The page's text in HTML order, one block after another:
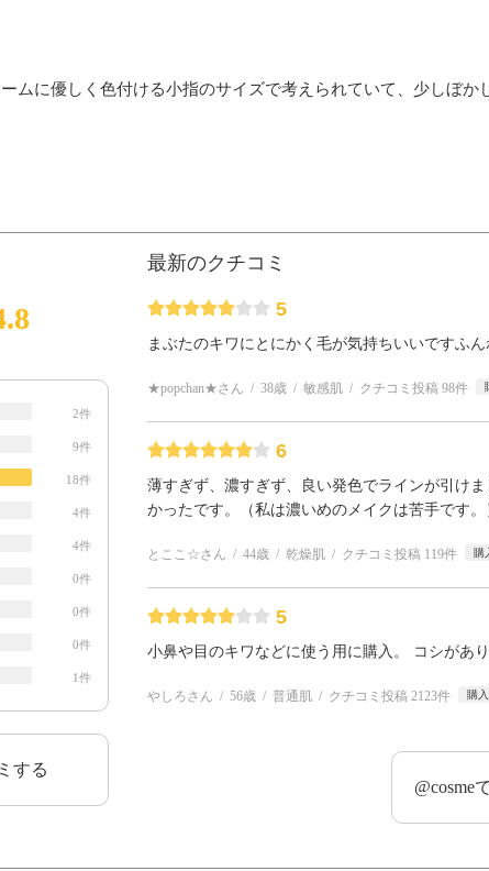
ムに優しく色付ける小指のサイズで考えられていて、少しぼ
2件
9件
18件
4件
4件
0件
0件
0件
1件
する
最新のクチコミ
5
まぶたのキワにとにかく毛が気持ちいいですふ
★popchan★さん 38歳 敏感肌 クチコミ投稿 98件
6
薄すぎず、濃すぎず、良い発色でラインが引け
かったです。（私は濃いめのメイクは苦手です。
とここ☆さん 44歳 乾燥肌 クチコミ投稿 119件 購
5
小鼻や目のキワなどに使う用に購入。 コシがあ
やしろさん 56歳 普通肌 クチコミ投稿 2123件 購
@cosme